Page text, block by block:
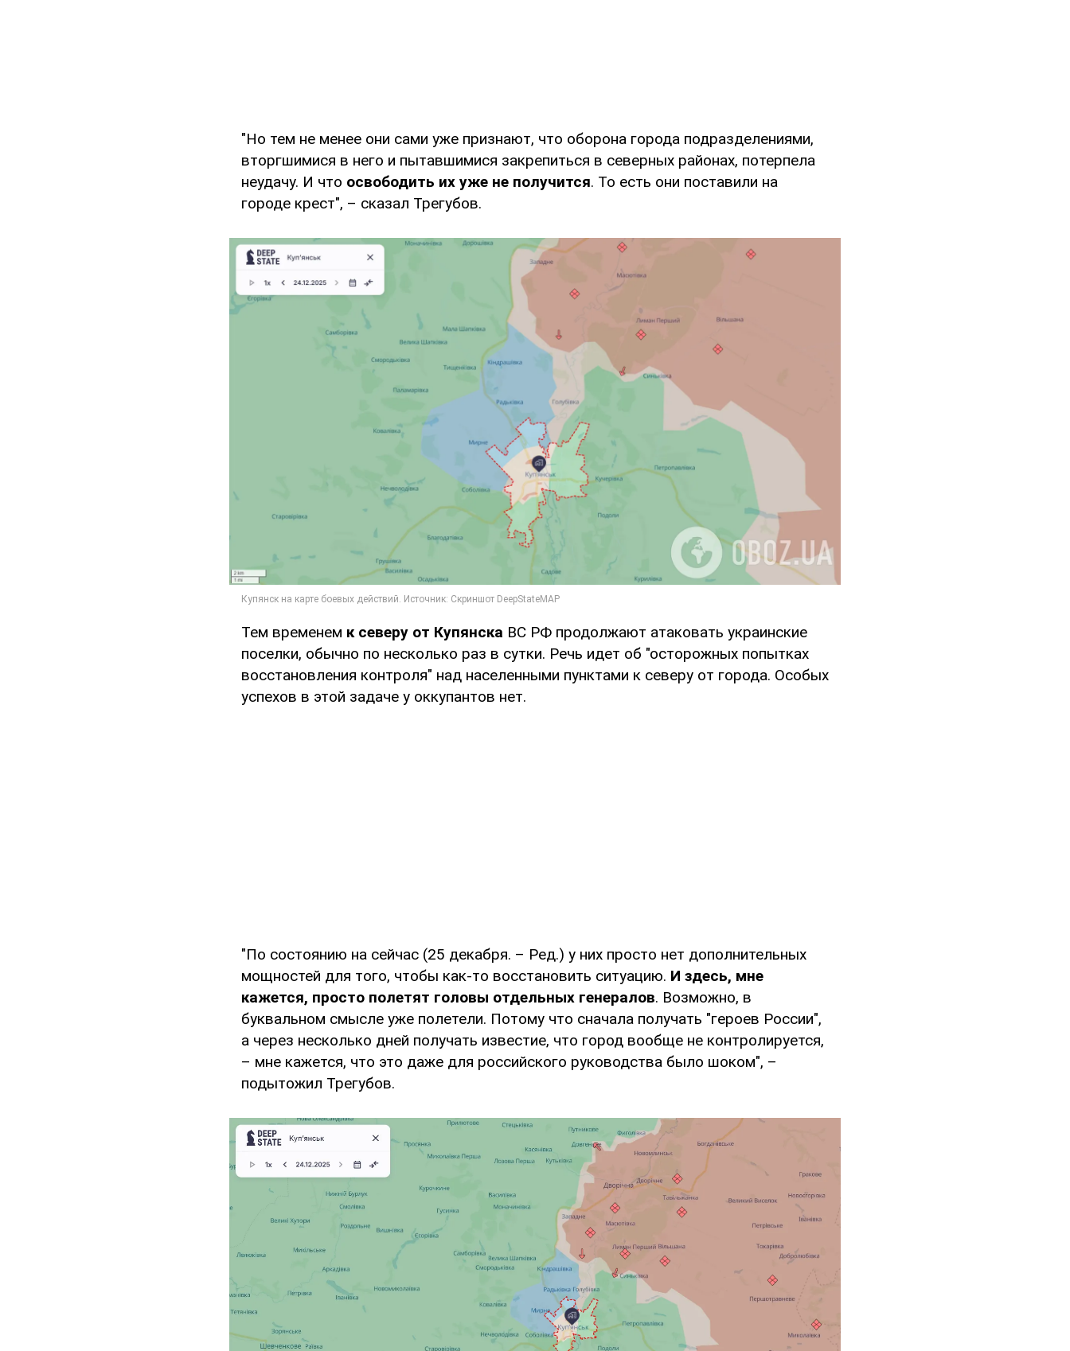
"Но тем не менее они сами уже признают, что оборона города подразделениями,
вторгшимися в него и пытавшимися закрепиться в северных районах, потерпела
неудачу. И что освободить их уже не получится. То есть они поставили на
городе крест", – сказал Трегубов.
Тем временем к северу от Купянска ВС РФ продолжают атаковать украинские
поселки, обычно по несколько раз в сутки. Речь идет об "осторожных попытках
восстановления контроля" над населенными пунктами к северу от города. Особых
успехов в этой задаче у оккупантов нет.
"По состоянию на сейчас (25 декабря. – Ред.) у них просто нет дополнительных
мощностей для того, чтобы как-то восстановить ситуацию. И здесь, мне
кажется, просто полетят головы отдельных генералов. Возможно, в
буквальном смысле уже полетели. Потому что сначала получать "героев России",
а через несколько дней получать известие, что город вообще не контролируется,
– мне кажется, что это даже для российского руководства было шоком", –
подытожил Трегубов.